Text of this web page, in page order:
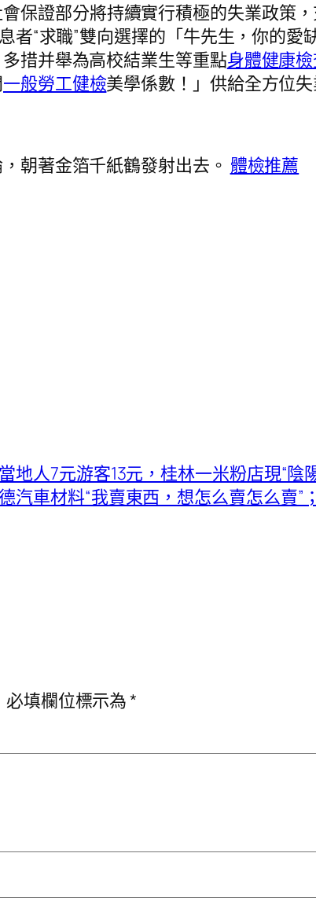
保證部分將持續實行積極的失業政策
者“求職”雙向選擇的「牛先生，你的愛
措并舉為高校結業生等重點身體健康
一般勞工健檢美學係數！」供給全方位
朝著金箔千紙鶴發射出去。 體檢推薦
當地人7元游客13元，桂林一米粉店現“陰
汽車材料“我賣東西，想怎么賣怎么賣”
必填欄位標示為*